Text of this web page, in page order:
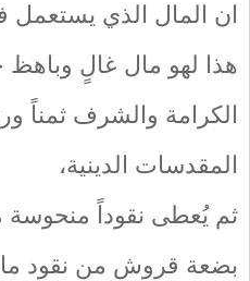
ان المال الذي يستعمل
هذا لهو مال غالٍ وباهظ
الكرامة والشرف ثمناً
المقدسات الدينية،
ثم يُعطى نقوداً
بضعة قروش من نقود